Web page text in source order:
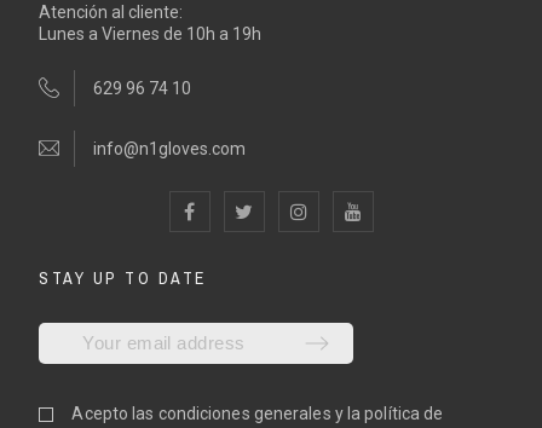
Atención al cliente:
Lunes a Viernes de 10h a 19h
629 96 74 10
info@n1gloves.com
STAY UP TO DATE
Acepto las condiciones generales y lapolítica de